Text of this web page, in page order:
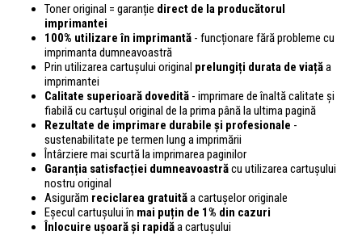
Toner original = garanție direct de la producătorul
imprimantei
100% utilizare în imprimantă - funcționare fără probleme cu
imprimanta dumneavoastră
Prin utilizarea cartușului original prelungiți durata de viațăa
imprimantei
Calitate superioară dovedită - imprimare de înaltă calitate și
fiabilă cu cartușul original de la prima până la ultima pagină
Rezultate de imprimare durabile și profesionale -
sustenabilitate pe termen lung a imprimării
Întârziere mai scurtă la imprimarea paginilor
Garanția satisfacției dumneavoastrăcu utilizarea cartușului
nostru original
Asigurăm reciclarea gratuităa cartușelor originale
Eșecul cartușului în mai puțin de 1% din cazuri
Înlocuire ușoară și rapidăa cartușului